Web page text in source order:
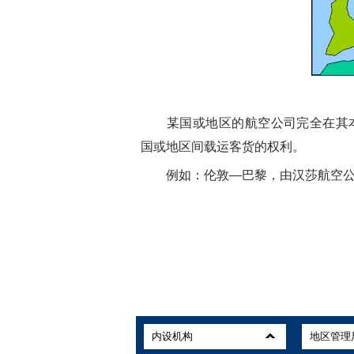
某国或地区的航空公司完全在其
国或地区间载运客货的权利。
例如：伦敦—巴黎，由汉莎航空公